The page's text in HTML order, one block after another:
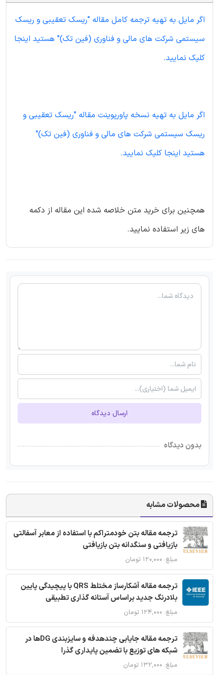
اگر مایل به تهیه ترجمه کامل مقاله "ریسک تعقیبی و ریسک
سیستمی شرکت های مالی و فناوری (فین تک)" هستید اینجا
کلیک نمایید.
اگر مایل به تهیه نسخه پاورپوینت مقاله "ریسک تعقیبی و
ریسک سیستمی شرکت های مالی و فناوری (فین تک)"
هستید اینجا کلیک نمایید.
همچنین برای خرید متن خلاصه شده این مقاله از دکمه
های زیر استفاده نمایید.
ارسال دیدگاه
بدون دیدگاه
محصولات مشابه
ترجمه مقاله بتن خودمتراکم با استفاده از معابر آسفالتی
بازیافتی و سنگدانه بتن بازیافتی
مبلغ: ۱۲۰,۰۰۰ تومان
ترجمه مقاله آشکارساز مختلط QRS با پیچیدگی پایین
بلادرنگ جدید براساس آستانه گذاری تطبیقی
مبلغ: ۱۲۴,۰۰۰ تومان
ترجمه مقاله جایابی چندهدفه و سایزبندی DGها در
شبکه های توزیع با تضمین پایداری گذرا
مبلغ: ۱۳۲,۰۰۰ تومان